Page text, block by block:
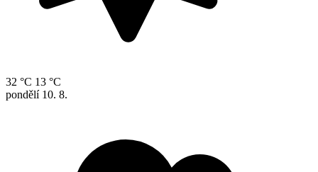
32 °C 13 °C
pondělí 10. 8.